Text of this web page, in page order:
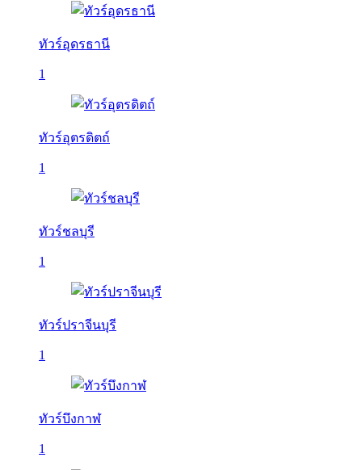
ทัวร์อุดรธานี
1
ทัวร์อุตรดิตถ์
1
ทัวร์ชลบุรี
1
ทัวร์ปราจีนบุรี
1
ทัวร์บึงกาฬ
1